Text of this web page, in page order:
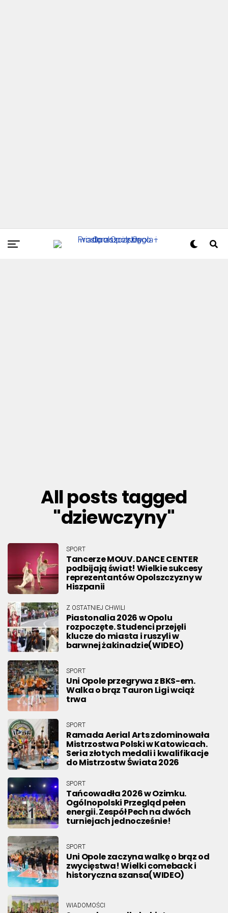
All posts tagged
"dziewczyny"
SPORT
Tancerze MOUV. DANCE CENTER
podbijają świat! Wielkie sukcesy
reprezentantów Opolszczyzny w
Hiszpanii
Z OSTATNIEJ CHWILI
Piastonalia 2026 w Opolu
rozpoczęte. Studenci przejęli
klucze do miasta i ruszyli w
barwnej żakinadzie(WIDEO)
SPORT
Uni Opole przegrywa z BKS-em.
Walka o brąz Tauron Ligi wciąż
trwa
SPORT
Ramada Aerial Arts zdominowała
Mistrzostwa Polski w Katowicach.
Seria złotych medali i kwalifikacje
do Mistrzostw Świata 2026
SPORT
Tańcowadła 2026 w Ozimku.
Ogólnopolski Przegląd pełen
energii. Zespół Pech na dwóch
turniejach jednocześnie!
SPORT
Uni Opole zaczyna walkę o brąz od
zwycięstwa! Wielki comeback i
historyczna szansa(WIDEO)
WIADOMOŚCI